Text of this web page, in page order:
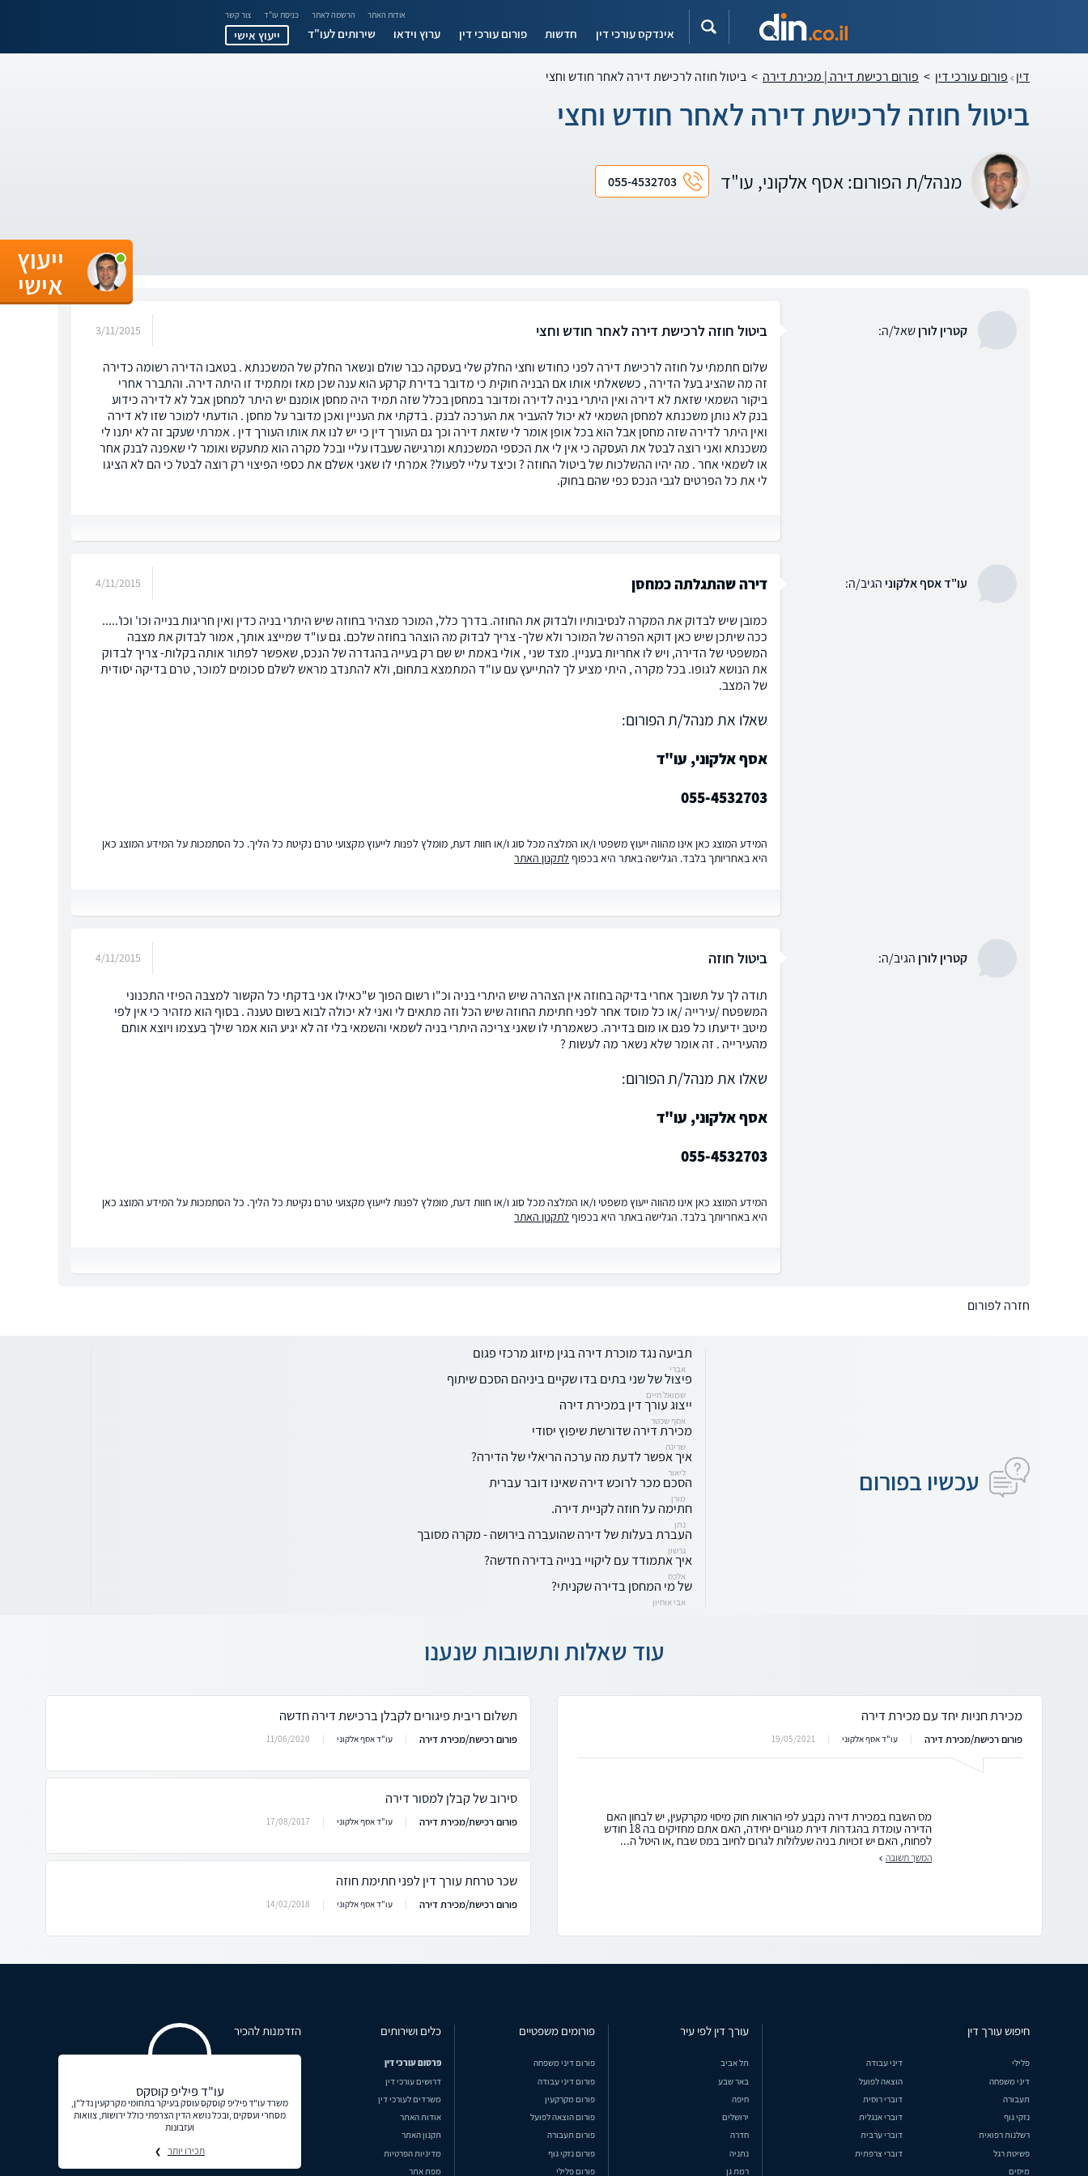
אודות האתר הרשמה לאתר כניסת עו"ד צור קשר
אינדקס עורכי דין חדשות פורום עורכי דין ערוץ וידאו שירותים לעו"ד ייעוץ אישי
דין פורום עורכי דין > פורום רכישת דירה | מכירת דירה > ביטול חוזה לרכישת דירה לאחר חודש וחצי
ביטול חוזה לרכישת דירה לאחר חודש וחצי
מנהל/ת הפורום: אסף אלקוני, עו"ד 055-4532703
קטרין לורןשאל/ה: ביטול חוזה לרכישת דירה לאחר חודש וחצי 3/11/2015
שלום חתמתי על חוזה לרכישת דירה לפני כחודש וחצי החלק שלי בעסקה כבר שולם ונשאר החלק של המשכנתא . בטאבו הדירה רשומה כדירה
זה מה שהציג בעל הדירה , כששאלתי אותו אם הבניה חוקית כי מדובר בדירת קרקע הוא ענה שכן מאז ומתמיד זו היתה דירה. והתברר אחרי
ביקור השמאי שזאת לא דירה ואין היתרי בניה לדירה ומדובר במחסן בכלל שזה תמיד היה מחסן אומנם יש היתר למחסן אבל לא לדירה כידוע
בנק לא נותן משכנתא למחסן השמאי לא יכול להעביר את הערכה לבנק . בדקתי את העניין ואכן מדובר על מחסן . הודעתי למוכר שזו לא דירה
ואין היתר לדירה שזה מחסן אבל הוא בכל אופן אומר לי שזאת דירה וכך גם העורך דין כי יש לנו את אותו העורך דין . אמרתי שעקב זה לא יתנו לי
משכנתא ואני רוצה לבטל את העסקה כי אין לי את הכספי המשכנתא ומרגישה שעבדו עליי ובכל מקרה הוא מתעקש ואומר לי שאפנה לבנק אחר
או לשמאי אחר . מה יהיו ההשלכות של ביטול החוזה ? וכיצד עליי לפעול? אמרתי לו שאני אשלם את כספי הפיצוי רק רוצה לבטל כי הם לא הציגו
לי את כל הפרטים לגבי הנכס כפי שהם בחוק.
עו"ד אסף אלקוני הגיב/ה: דירה שהתגלתה כמחסן 4/11/2015
כמובן שיש לבדוק את המקרה לנסיבותיו ולבדוק את החוזה. בדרך כלל, המוכר מצהיר בחוזה שיש היתרי בניה כדין ואין חריגות בנייה וכו' וכו'.....
ככה שיתכן שיש כאן דוקא הפרה של המוכר ולא שלך- צריך לבדוק מה הוצהר בחוזה שלכם. גם עו"ד שמייצג אותך, אמור לבדוק את מצבה
המשפטי של הדירה, ויש לו אחריות בעניין. מצד שני , אולי באמת יש שם רק בעייה בהגדרה של הנכס, שאפשר לפתור אותה בקלות- צריך לבדוק
את הנושא לגופו. בכל מקרה , היתי מציע לך להתייעץ עם עו"ד המתמצא בתחום, ולא להתנדב מראש לשלם סכומים למוכר, טרם בדיקה יסודית
של המצב.
שאלו את מנהל/ת הפורום:
אסף אלקוני, עו"ד
055-4532703
המידע המוצג כאן אינו מהווה ייעוץ משפטי ו/או המלצה מכל סוג ו/או חוות דעת, מומלץ לפנות לייעוץ מקצועי טרם נקיטת כל הליך. כל הסתמכות על המידע המוצג כאן
היא באחריותך בלבד. הגלישה באתר היא בכפוף לתקנון האתר
קטרין לורן הגיב/ה: ביטול חוזה 4/11/2015
תודה לך על תשובך אחרי בדיקה בחוזה אין הצהרה שיש היתרי בניה וכ"ו רשום הפוך ש"כאילו אני בדקתי כל הקשור למצבה הפיזי התכנוני
המשפטח /עירייה /או כל מוסד אחר לפני חתימת החוזה שיש הכל וזה מתאים לי ואני לא יכולה לבוא בשום טענה . בסוף הוא מזהיר כי אין לפי
מיטב ידיעתו כל פגם או מום בדירה. כשאמרתי לו שאני צריכה היתרי בניה לשמאי והשמאי בלי זה לא יגיע הוא אמר שילך בעצמו ויוצא אותם
מהעירייה . זה אומר שלא נשאר מה לעשות ?
שאלו את מנהל/ת הפורום:
אסף אלקוני, עו"ד
055-4532703
המידע המוצג כאן אינו מהווה ייעוץ משפטי ו/או המלצה מכל סוג ו/או חוות דעת, מומלץ לפנות לייעוץ מקצועי טרם נקיטת כל הליך. כל הסתמכות על המידע המוצג כאן
היא באחריותך בלבד. הגלישה באתר היא בכפוף לתקנון האתר
חזרה לפורום
עכשיו בפורום
תביעה נגד מוכרת דירה בגין מיזוג מרכזי פגום
אברי
פיצול של שני בתים בדו שקיים ביניהם הסכם שיתוף
שמואל חיים
ייצוג עורך דין במכירת דירה
אסף שכטר
מכירת דירה שדורשת שיפוץ יסודי
שרינה
איך אפשר לדעת מה ערכה הריאלי של הדירה?
ליאור
הסכם מכר לרוכש דירה שאינו דובר עברית
מורן
חתימה על חוזה לקניית דירה.
נתן
העברת בעלות של דירה שהועברה בירושה - מקרה מסובך
גרשון
איך אתמודד עם ליקויי בנייה בדירה חדשה?
אלכס
של מי המחסן בדירה שקניתי?
אבי אוחיון
עוד שאלות ותשובות שנענו
מכירת חניות יחד עם מכירת דירה
פורום רכישת/מכירת דירה עו"ד אסף אלקוני 19/05/2021
מס השבח במכירת דירה נקבע לפי הוראות חוק מיסוי מקרקעין, יש לבחון האם
הדירה עומדת בהגדרות דירת מגורים יחידה, האם אתם מחזיקים בה 18 חודש
לפחות, האם יש זכויות בניה שעלולות לגרום לחיוב במס שבח ,או היטל ה...
המשך תשובה
תשלום ריבית פיגורים לקבלן ברכישת דירה חדשה
פורום רכישת/מכירת דירה עו"ד אסף אלקוני 11/06/2020
סירוב של קבלן למסור דירה
פורום רכישת/מכירת דירה עו"ד אסף אלקוני 17/08/2017
שכר טרחת עורך דין לפני חתימת חוזה
פורום רכישת/מכירת דירה עו"ד אסף אלקוני 14/02/2018
ייעוץ
אישי
חיפוש עורך דין
פלילי
דיני עבודה
דיני משפחה
הוצאה לפועל
תעבורה
דוברי רוסית
נזקי גוף
דוברי אנגלית
רשלנות רפואית
דוברי ערבית
פשיטת רגל
דוברי צרפתית
מיסים
עורך דין לפי עיר
תל אביב
באר שבע
חיפה
ירושלים
חדרה
נתניה
רמת גן
פורומים משפטיים
פורום דיני משפחה
פורום דיני עבודה
פורום מקרקעין
פורום הוצאה לפועל
פורום תעבורה
פורום נזקי גוף
פורום פלילי
כלים ושירותים
פרסום עורכי דין
דרושים עורכי דין
משרדים לעורכי דין
אודות האתר
תקנון האתר
מדיניות הפרטיות
מפת אתר
הזדמנות להכיר
עו"ד פיליפ קוסקס
משרד עו"ד פיליפ קוסקס עוסק בעיקר בתחומי מקרקעין נדל"ן,
מסחרי ועסקים ,ובכל נושא הדין הצרפתי כולל ירושות, צוואות
ועזבונות
תכירו יותר